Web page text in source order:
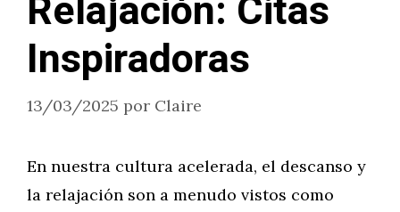
Inspiradoras
13/03/2025 por Claire
En nuestra cultura acelerada, el descanso y
la relajación son a menudo vistos como